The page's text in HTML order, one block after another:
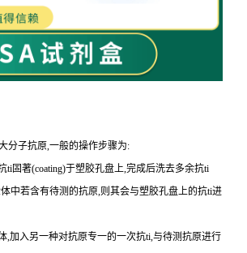
分子抗原,一般的操作步骤为:
ti固著(coating)于塑胶孔盘上,完成后洗去多余抗ti
中若含有待测的抗原,则其会与塑胶孔盘上的抗ti进
,加入另一种对抗原专一的一次抗ti,与待测抗原进行